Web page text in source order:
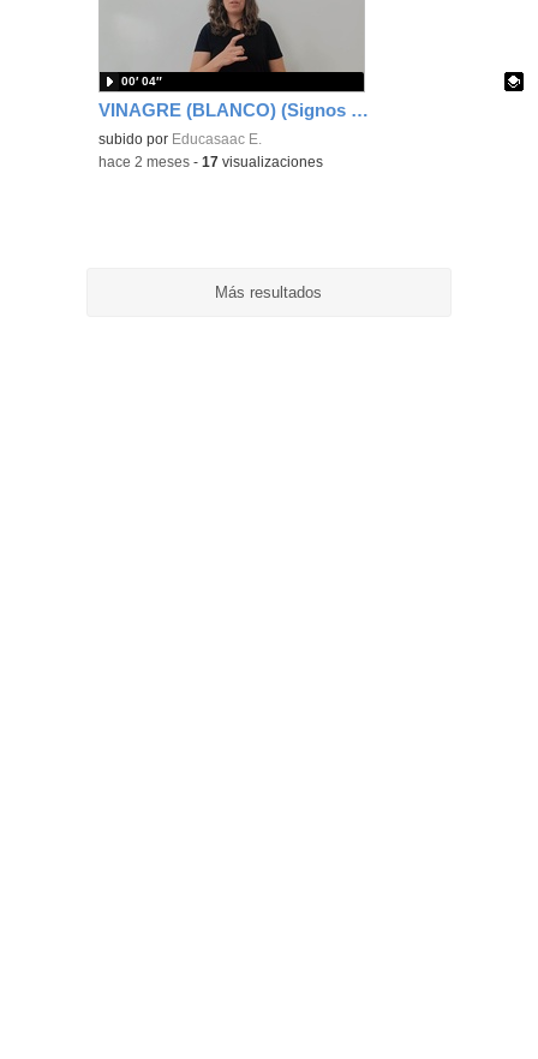
VINAGRE (BLANCO) (Signos EducaSAAC)
Contenido educativo.
subido por Educasaac E.
00′ 04″
-hace 2 meses -17 visualizaciones
Más resultados